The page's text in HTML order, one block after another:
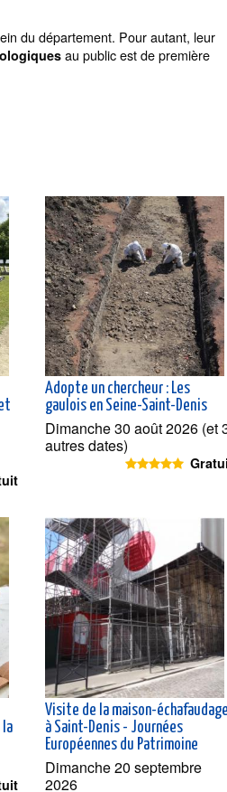
du département. Pour autant, leur
au public est de première
Adopte un chercheur : Les
gaulois en Seine-Saint-Denis
Dimanche 30 août 2026 (et
autres dates)
la
Visite de la maison-échafaudage
à Saint-Denis - Journées
Européennes du Patrimoine
Dimanche 20 septembre
2026